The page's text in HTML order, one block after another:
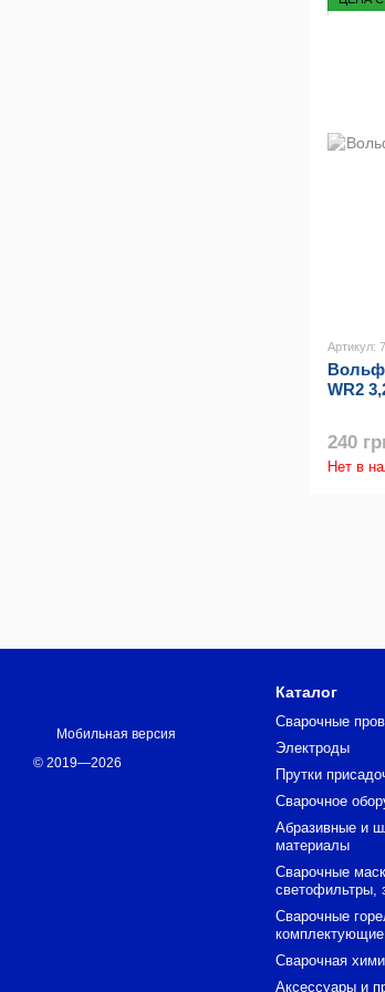
Артикул:
WR2
240
Нет в
Мобильная версия
© 2019—2026
Каталог
Сварочные
Электроды
Прутки
Сварочное
Абразивные и
материалы
Сварочные
светофильтры,
Сварочные
комплектующие
Сварочная
Аксессуары и